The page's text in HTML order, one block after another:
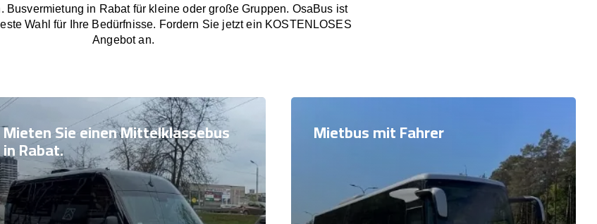
Busvermietung in Rabat für kleine oder große Gruppen. OsaBus ist
Wahl für Ihre Bedürfnisse. Fordern Sie jetzt ein KOSTENLOSES
Angebot an.
Mieten Sie einen Mittelklassebus
in Rabat.
Mietbus mit Fahrer